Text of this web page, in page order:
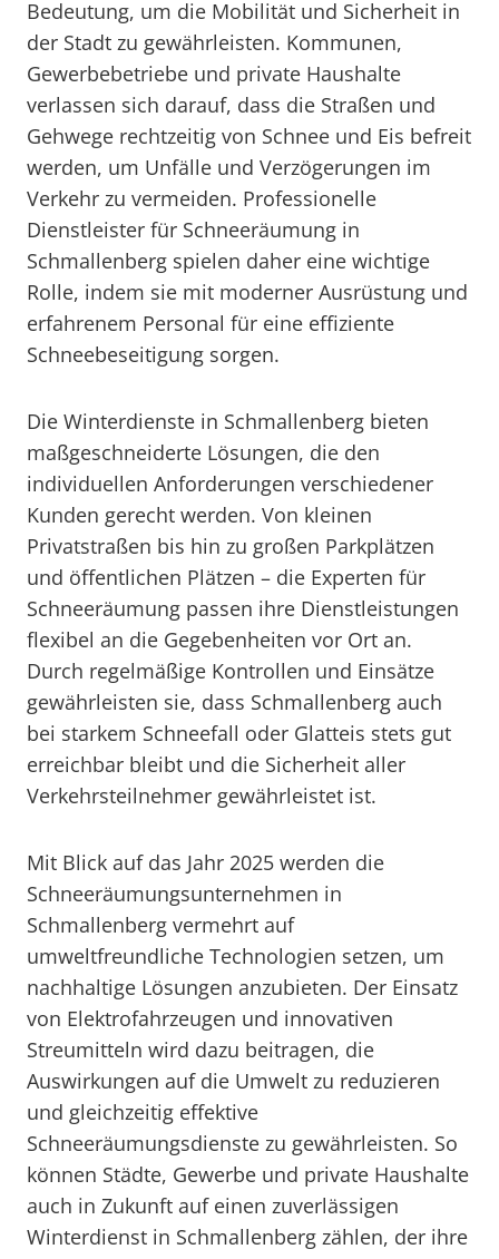
Bedeutung, um die Mobilität und Sicherheit in
der Stadt zu gewährleisten. Kommunen,
Gewerbebetriebe und private Haushalte
verlassen sich darauf, dass die Straßen und
Gehwege rechtzeitig von Schnee und Eis befreit
werden, um Unfälle und Verzögerungen im
Verkehr zu vermeiden. Professionelle
Dienstleister für Schneeräumung in
Schmallenberg spielen daher eine wichtige
Rolle, indem sie mit moderner Ausrüstung und
erfahrenem Personal für eine effiziente
Schneebeseitigung sorgen.
Die Winterdienste in Schmallenberg bieten
maßgeschneiderte Lösungen, die den
individuellen Anforderungen verschiedener
Kunden gerecht werden. Von kleinen
Privatstraßen bis hin zu großen Parkplätzen
und öffentlichen Plätzen – die Experten für
Schneeräumung passen ihre Dienstleistungen
flexibel an die Gegebenheiten vor Ort an.
Durch regelmäßige Kontrollen und Einsätze
gewährleisten sie, dass Schmallenberg auch
bei starkem Schneefall oder Glatteis stets gut
erreichbar bleibt und die Sicherheit aller
Verkehrsteilnehmer gewährleistet ist.
Mit Blick auf das Jahr 2025 werden die
Schneeräumungsunternehmen in
Schmallenberg vermehrt auf
umweltfreundliche Technologien setzen, um
nachhaltige Lösungen anzubieten. Der Einsatz
von Elektrofahrzeugen und innovativen
Streumitteln wird dazu beitragen, die
Auswirkungen auf die Umwelt zu reduzieren
und gleichzeitig effektive
Schneeräumungsdienste zu gewährleisten. So
können Städte, Gewerbe und private Haushalte
auch in Zukunft auf einen zuverlässigen
Winterdienst in Schmallenberg zählen, der ihre